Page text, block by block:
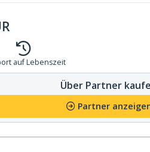
auf Lebenszeit
Über Partner
Partner